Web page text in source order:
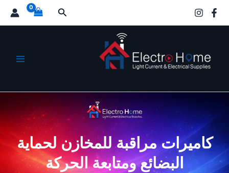
البحث
كاميرات مراقبة للمخازن لحماية
البضائع ومتابعة الحركة